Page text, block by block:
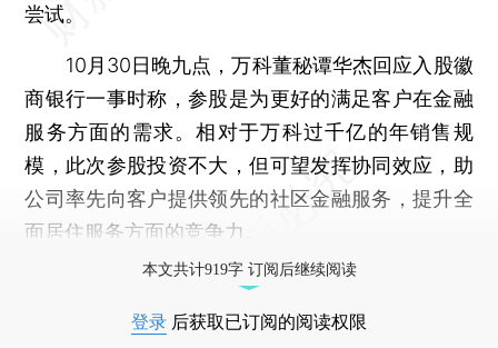
尝试。
10月30日晚九点，万科董秘谭华杰回应入股徽
商银行一事时称，参股是为更好的满足客户在金融
服务方面的需求。相对于万科过千亿的年销售规
模，此次参股投资不大，但可望发挥协同效应，助
公司率先向客户提供领先的社区金融服务，提升全
面居住服务方面的竞争力。
本文共计919字 订阅后继续阅读
登录 后获取已订阅的阅读权限